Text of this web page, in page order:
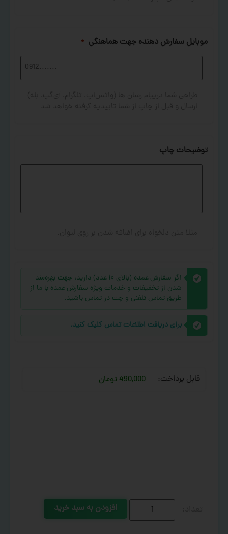
موبایل سفارش دهنده جهت هماهنگی *
توضیحات چاپ
اگر سفارش عمده (بالای ۱۰ عدد) دارید، جهت بهره‌مند
شدن از تخفیفات و خدمات ویژه سفارش عمده با ما از
طریق تماس تلفنی و چت در تماس باشید.
برای دریافت اطلاعات تماس کلیک کنید.
قابل پرداخت: 490,000 تومان
افزودن به سبد خرید